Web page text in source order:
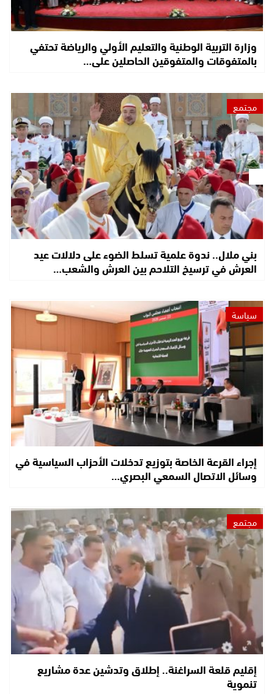
وزارة التربية الوطنية والتعليم الأولي والرياضة تحتفي
بالمتفوقات والمتفوقين الحاصلين على…
مجتمع
بني ملال.. ندوة علمية تسلط الضوء على دلالات عيد
العرش في ترسيخ التلاحم بين العرش والشعب…
سياسة
إجراء القرعة الخاصة بتوزيع تدخلات الأحزاب السياسية في
وسائل الاتصال السمعي البصري…
مجتمع
إقليم قلعة السراغنة.. إطلاق وتدشين عدة مشاريع
تنموية